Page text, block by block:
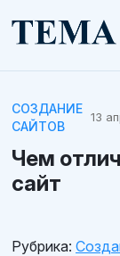
СОЗДАНИЕ
САЙТОВ
13
Чем
сайт
Рубрика: